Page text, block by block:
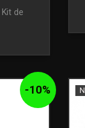
de
-10%